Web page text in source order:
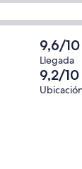
9,6/10
Llegada
9,2/10